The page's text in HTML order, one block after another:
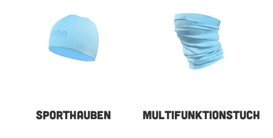
SPORTHAUBEN MULTIFUNKTIONSTUCH